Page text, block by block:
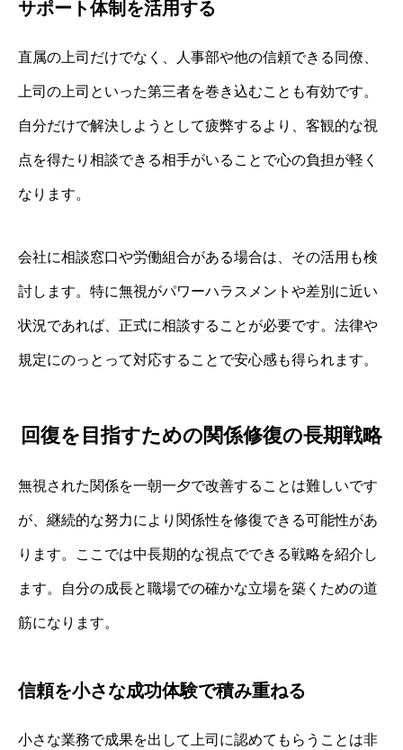
サポート体制を活用する
直属の上司だけでなく、人事部や他の信頼できる同僚、
上司の上司といった第三者を巻き込むことも有効です。
自分だけで解決しようとして疲弊するより、客観的な視
点を得たり相談できる相手がいることで心の負担が軽く
なります。
会社に相談窓口や労働組合がある場合は、その活用も検
討します。特に無視がパワーハラスメントや差別に近い
状況であれば、正式に相談することが必要です。法律や
規定にのっとって対応することで安心感も得られます。
回復を目指すための関係修復の長期戦略
無視された関係を一朝一夕で改善することは難しいです
が、継続的な努力により関係性を修復できる可能性があ
ります。ここでは中長期的な視点でできる戦略を紹介し
ます。自分の成長と職場での確かな立場を築くための道
筋になります。
信頼を小さな成功体験で積み重ねる
小さな業務で成果を出して上司に認めてもらうことは非